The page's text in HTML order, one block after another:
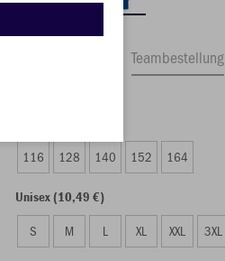
Teambestellung
116 128 140 152 164
Unisex (10,49 €)
S M L XL XXL 3XL